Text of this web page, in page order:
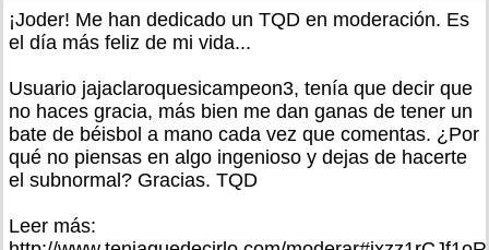
¡Joder! Me han dedicado un TQD en moderación. Es
el día más feliz de mi vida...
Usuario jajaclaroquesicampeon3, tenía que decir que
no haces gracia, más bien me dan ganas de tener un
bate de béisbol a mano cada vez que comentas. ¿Por
qué no piensas en algo ingenioso y dejas de hacerte
el subnormal? Gracias. TQD
Leer más: